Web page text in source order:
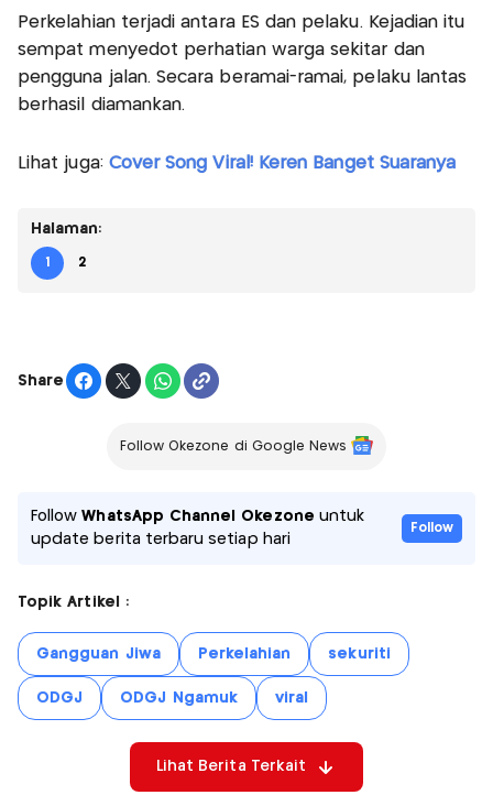
Perkelahian terjadi antara ES dan pelaku. Kejadian itu
sempat menyedot perhatian warga sekitar dan
pengguna jalan. Secara beramai-ramai, pelaku lantas
berhasil diamankan.
Lihat juga: Cover Song Viral! Keren Banget Suaranya
Halaman:
1 2
Share
Follow Okezone di Google News
FollowWhatsApp Channel Okezone untuk
update berita terbaru setiap hari
Follow
Topik Artikel :
Gangguan Jiwa Perkelahian sekuriti
ODGJ ODGJ Ngamuk viral
Lihat Berita Terkait